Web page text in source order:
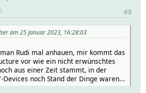
#8
am 25 Januar 2023, 16:28:03
Rudi mal anhauen, mir kommt das
vor wie ein nicht erwünschtes
aus einer Zeit stammt, in der
Devices noch Stand der Dinge waren...